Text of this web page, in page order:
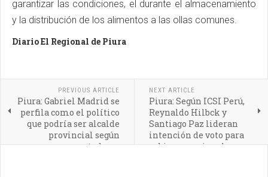
garantizar las condiciones, el durante el almacenamiento
y la distribución de los alimentos a las ollas comunes.
Diario El Regional de Piura
PREVIOUS ARTICLE
Piura: Gabriel Madrid se
perfila como el político
que podría ser alcalde
provincial según
encuestadoras
NEXT ARTICLE
Piura: Según ICSI Perú,
Reynaldo Hilbck y
Santiago Paz lideran
intención de voto para
gobierno regional